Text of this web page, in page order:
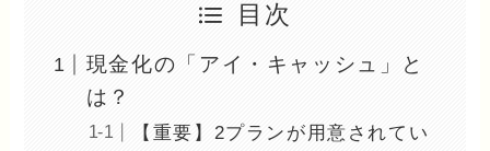
目次
現金化の「アイ・キャッシュ」と
は？
【重要】2プランが用意されてい